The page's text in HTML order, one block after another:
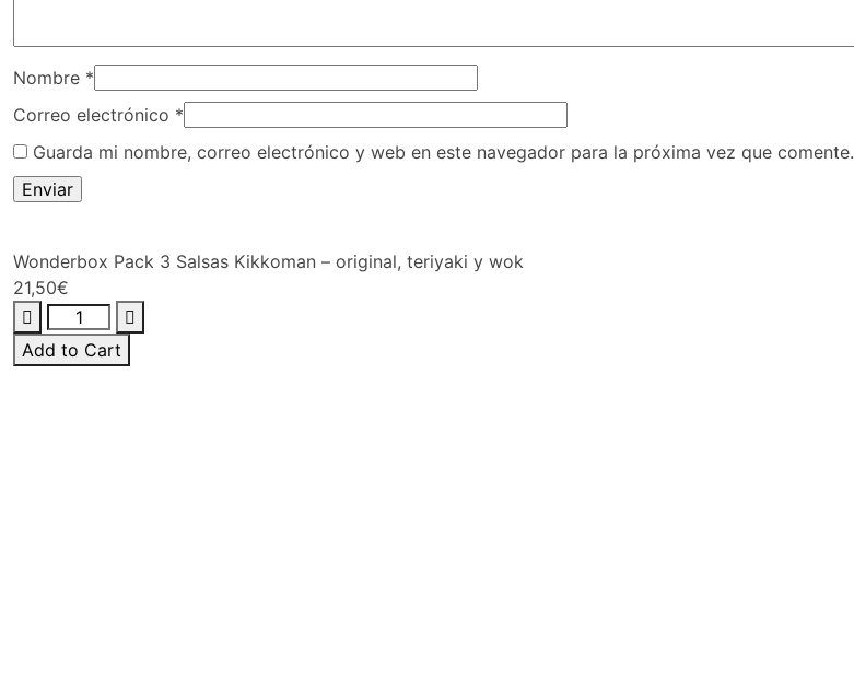
Nombre *
Correo electrónico *
Guarda mi nombre, correo electrónico y web en este navegador para la próxima vez que comente.
Wonderbox Pack 3 Salsas Kikkoman – original, teriyaki y wok
21,50€
Add to Cart